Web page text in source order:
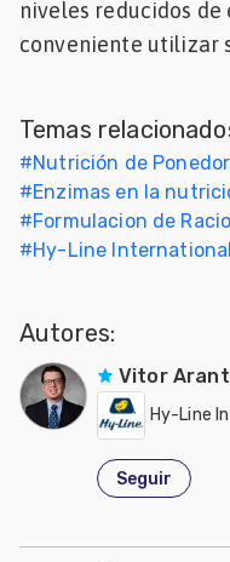
niveles reducidos
conveniente utilizar
Temas
#Nutrición de
#Enzimas en la
#Formulacion de
#Hy-Line International
Autores:
Vitor
Hy-Line
Seguir